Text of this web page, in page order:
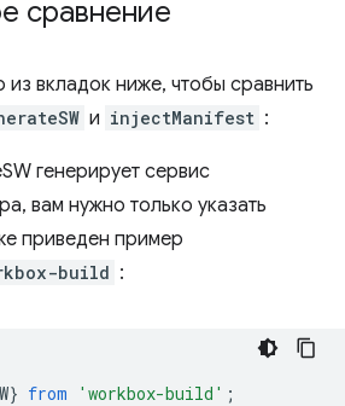
сравнение
вкладок ниже, чтобы сравнить
и injectManifest :
генерирует сервис
вам нужно только указать
приведен пример
build :
} from 'workbox-build' ;